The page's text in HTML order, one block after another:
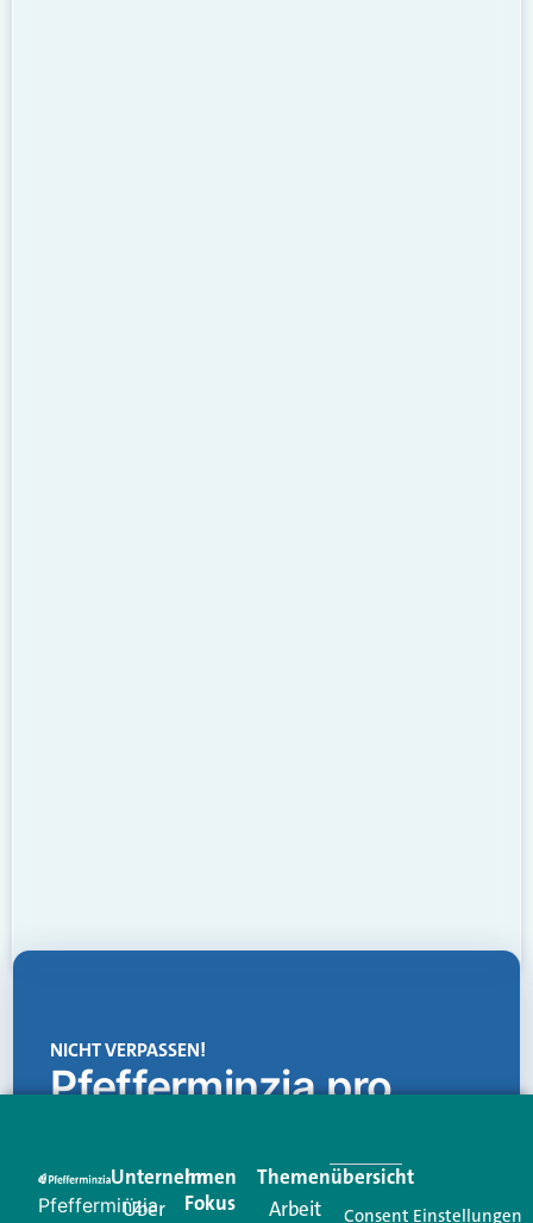
NICHT VERPASSEN!
Pfefferminzia.pro
Creator für Ihre Kundenkommunikation. Alles, was
Ihren Vertriebsalltag leichter macht. Mit nur einem
Pfefferminzia
Unternehmen
Über
Im
Fokus
Themenübersicht
Arbeit
Consent Einstellungen